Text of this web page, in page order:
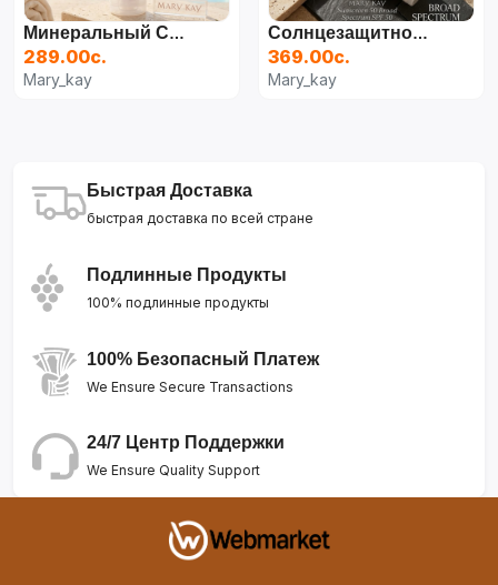
Минеральный Солнцезащитный Крем Mary Kay SPF 30
289.00с.
Mary_kay
Солнцезащитное Средство Mary Kay SPF 50+
369.00с.
Mary_kay
Быстрая Доставка
быстрая доставка по всей стране
Подлинные Продукты
100% подлинные продукты
100% Безопасный Платеж
We Ensure Secure Transactions
24/7 Центр Поддержки
We Ensure Quality Support